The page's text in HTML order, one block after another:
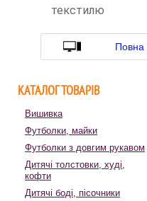
текстилю
Повна
КАТАЛОГ ТОВАРІВ
Вишивка
Футболки, майки
Футболки з довгим рукавом
Дитячі толстовки, худі,
кофти
Дитячі боді, пісочники